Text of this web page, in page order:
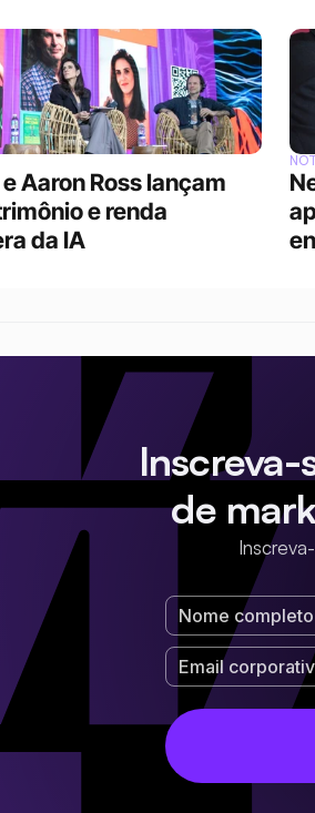
Aaron Ross lançam
e renda
da IA
Inscreva-
de